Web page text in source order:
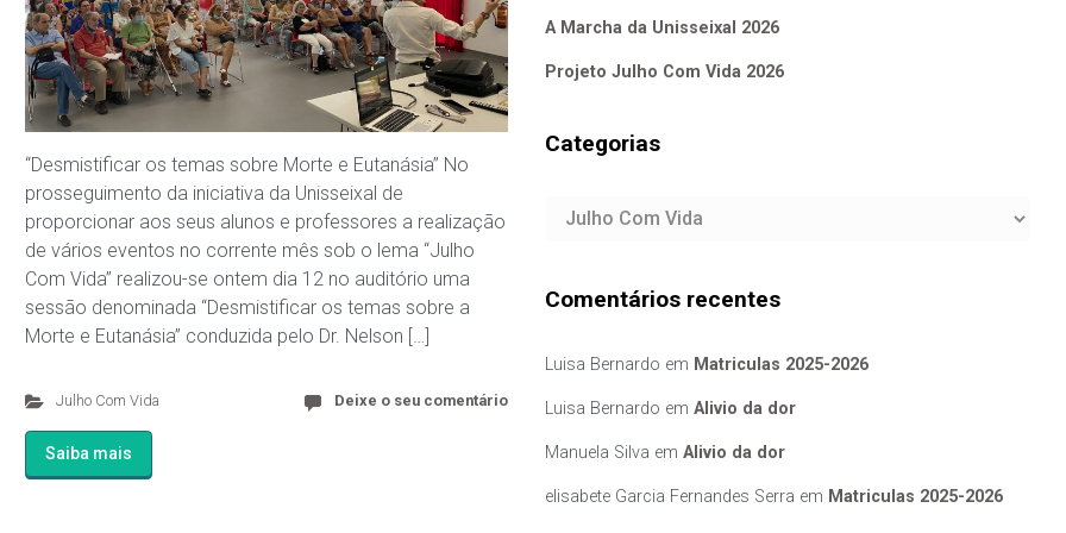
“Desmistificar os temas sobre Morte e Eutanásia” No
prosseguimento da iniciativa da Unisseixal de
proporcionar aos seus alunos e professores a realização
de vários eventos no corrente mês sob o lema “Julho
Com Vida” realizou-se ontem dia 12 no auditório uma
sessão denominada “Desmistificar os temas sobre a
Morte e Eutanásia” conduzida pelo Dr. Nelson […]
Julho Com Vida Deixe o seu comentário
Saiba mais
A Marcha da Unisseixal 2026
Projeto Julho Com Vida 2026
Categorias
Categorias
Comentários recentes
Luisa Bernardo em Matriculas 2025-2026
Luisa Bernardo em Alivio da dor
Manuela Silva em Alivio da dor
elisabete Garcia Fernandes Serra em Matriculas 2025-2026